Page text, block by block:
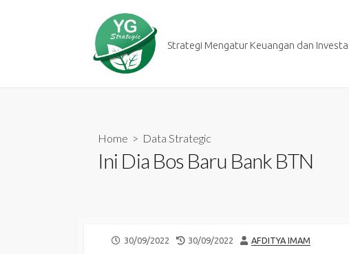
Strategi Mengatur Keuangan dan
Home > Data Strategic
Ini Dia Bos Baru Bank BTN
PUBLISHED
30/09/2022
LAST
30/09/2022 AUTHOR
AFDITYA IMAM